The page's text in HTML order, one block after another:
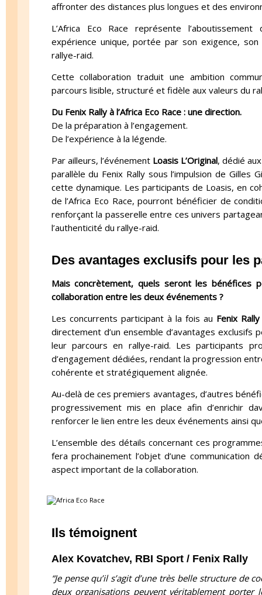
affronter des distances plus longues et des
L’Africa Eco Race représente
expérience unique, portée par son exigence,
rallye-raid.
Cette collaboration traduit une ambition
parcours lisible, structuré et fidèle aux valeurs du
Du Fenix Rally à l’Africa Eco Race : une direction.
De la préparation à l’engagement.
De l’expérience à la légende.
Par ailleurs, l’événement Loasis L’Original, dédié
parallèle du Fenix Rally sous l’impulsion de Gilles
cette dynamique. Les participants de Loasis, en
de l’Africa Eco Race, pourront bénéficier de
renforçant la passerelle entre ces univers
l’authenticité du rallye-raid.
Des avantages exclusifs pour les
Mais concrètement, quels seront les bénéfices
collaboration entre les deux événements ?
Les concurrents participant à la fois au Fenix Rally
directement d’un ensemble d’avantages exclusifs
leur parcours en rallye-raid. Les participants
d’engagement dédiées, rendant la progression
cohérente et stratégiquement alignée.
Au-delà de ces premiers avantages, d’autres
progressivement mis en place afin d’enrichir
renforcer le lien entre les deux événements ainsi
L’ensemble des détails concernant ces
fera prochainement l’objet d’une communication
aspect important de la collaboration.
Ils témoignent
Alex Kovatchev, RBI Sport / Fenix Rally
“Je pense qu’il s’agit d’une très belle structure de
deux organisations peuvent véritablement